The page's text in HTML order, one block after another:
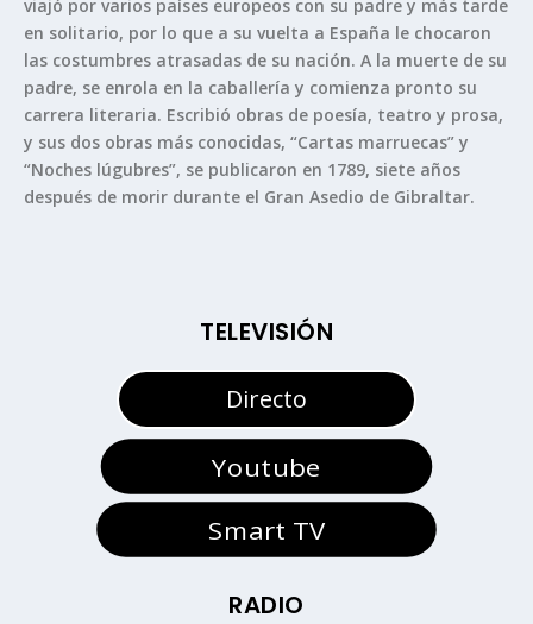
viajó por varios países europeos con su padre y más tarde
en solitario, por lo que a su vuelta a España le chocaron
las costumbres atrasadas de su nación. A la muerte de su
padre, se enrola en la caballería y comienza pronto su
carrera literaria. Escribió obras de poesía, teatro y prosa,
y sus dos obras más conocidas, “Cartas marruecas” y
“Noches lúgubres”, se publicaron en 1789, siete años
después de morir durante el Gran Asedio de Gibraltar.
TELEVISIÓN
Directo
Youtube
Smart TV
RADIO